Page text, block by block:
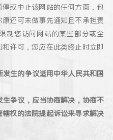
或中止该网站的任何方面，包
还可未做事先通知且不承担责
制您访问网站的某些部分或全
许可，您应在此类终止时立即
生的争议适用中华人民共和国
争议，应当协商解决，协商不
权的法院提起诉讼来寻求解决